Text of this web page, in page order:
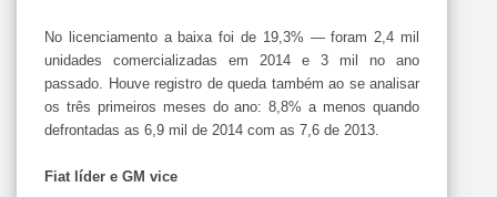
No licenciamento a baixa foi de 19,3% — foram 2,4 mil
unidades comercializadas em 2014 e 3 mil no ano
passado. Houve registro de queda também ao se analisar
os três primeiros meses do ano: 8,8% a menos quando
defrontadas as 6,9 mil de 2014 com as 7,6 de 2013.
Fiat líder e GM vice